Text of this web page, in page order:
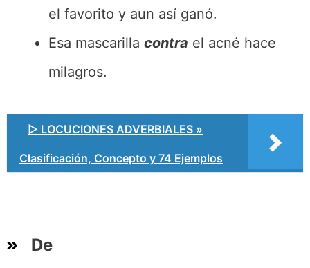
el favorito y aun así ganó.
Esa mascarilla contra el acné hace
milagros.
▷ LOCUCIONES ADVERBIALES »
Clasificación, Concepto y 74 Ejemplos
De